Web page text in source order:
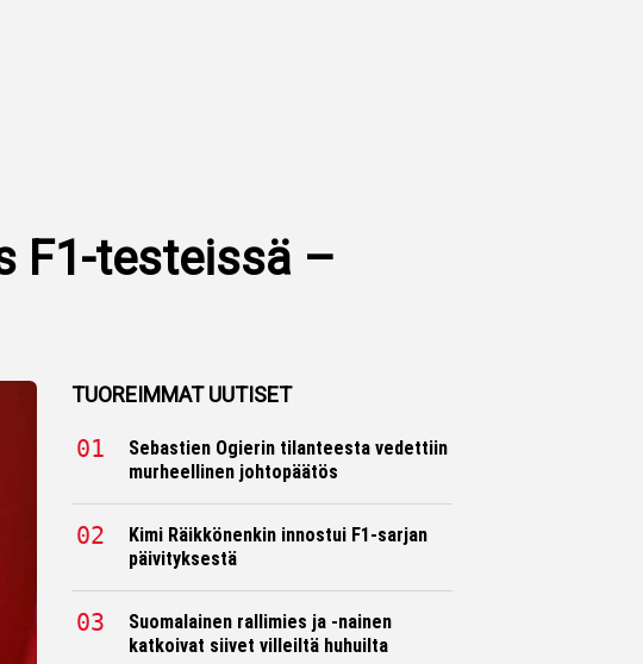
F1-testeissä –
TUOREIMMAT UUTISET
Sebastien Ogierin tilanteesta vedettiin
murheellinen johtopäätös
Kimi Räikkönenkin innostui F1-sarjan
päivityksestä
Suomalainen rallimies ja -nainen
katkoivat siivet villeiltä huhuilta